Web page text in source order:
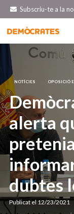
Subscriu-te a la
NOTÍCIES OPOSICIÓ
alerta
dubtes
Publicat el12/23/2021